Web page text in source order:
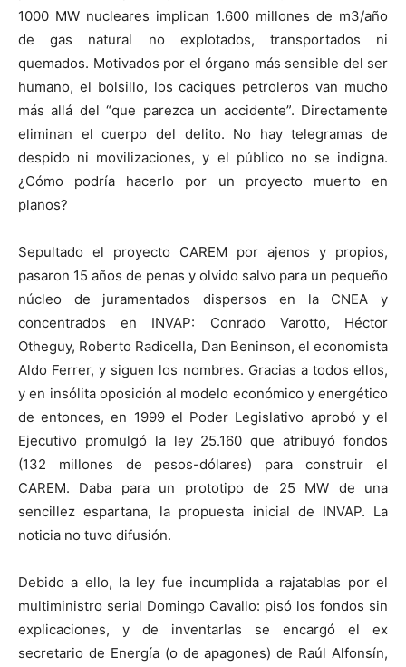
1000 MW nucleares implican 1.600 millones de m3/año
de gas natural no explotados, transportados ni
quemados. Motivados por el órgano más sensible del ser
humano, el bolsillo, los caciques petroleros van mucho
más allá del “que parezca un accidente”. Directamente
eliminan el cuerpo del delito. No hay telegramas de
despido ni movilizaciones, y el público no se indigna.
¿Cómo podría hacerlo por un proyecto muerto en
planos?
Sepultado el proyecto CAREM por ajenos y propios,
pasaron 15 años de penas y olvido salvo para un pequeño
núcleo de juramentados dispersos en la CNEA y
concentrados en INVAP: Conrado Varotto, Héctor
Otheguy, Roberto Radicella, Dan Beninson, el economista
Aldo Ferrer, y siguen los nombres. Gracias a todos ellos,
y en insólita oposición al modelo económico y energético
de entonces, en 1999 el Poder Legislativo aprobó y el
Ejecutivo promulgó la ley 25.160 que atribuyó fondos
(132 millones de pesos-dólares) para construir el
CAREM. Daba para un prototipo de 25 MW de una
sencillez espartana, la propuesta inicial de INVAP. La
noticia no tuvo difusión.
Debido a ello, la ley fue incumplida a rajatablas por el
multiministro serial Domingo Cavallo: pisó los fondos sin
explicaciones, y de inventarlas se encargó el ex
secretario de Energía (o de apagones) de Raúl Alfonsín,